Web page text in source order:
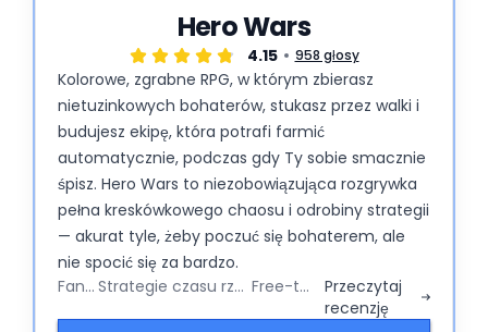
Hero Wars
4.15 958 głosy
Kolorowe, zgrabne RPG, w którym zbierasz
nietuzinkowych bohaterów, stukasz przez walki i
budujesz ekipę, która potrafi farmić
automatycznie, podczas gdy Ty sobie smacznie
śpisz. Hero Wars to niezobowiązująca rozgrywka
pełna kreskówkowego chaosu i odrobiny strategii
— akurat tyle, żeby poczuć się bohaterem, ale
nie spocić się za bardzo.
Fantasy
Strategie czasu rzeczywistego Free-to-Play
Przeczytaj
recenzję